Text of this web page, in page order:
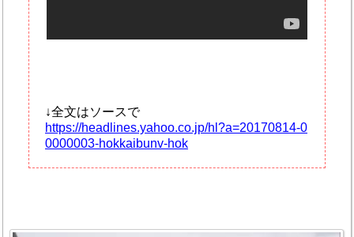
↓全文はソースで
https://headlines.yahoo.co.jp/hl?a=20170814-0
0000003-hokkaibunv-hok